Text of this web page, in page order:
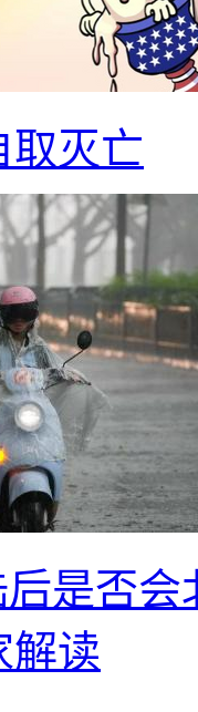
取灭亡
是否
解读